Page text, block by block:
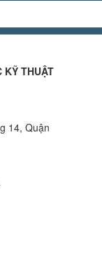
KỸ THUẬT
14, Quận